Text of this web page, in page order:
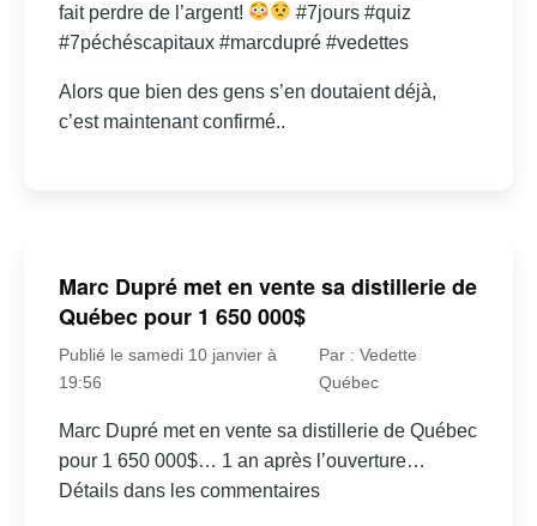
fait perdre de l’argent!
#7jours #quiz
#7péchéscapitaux #marcdupré #vedettes
Alors que bien des gens s’en doutaient déjà,
c’est maintenant confirmé..
Marc Dupré met en vente sa distillerie de
Québec pour 1 650 000$
Publié le samedi 10 janvier à
19:56
Par : Vedette
Québec
Marc Dupré met en vente sa distillerie de Québec
pour 1 650 000$… 1 an après l’ouverture…
Détails dans les commentaires